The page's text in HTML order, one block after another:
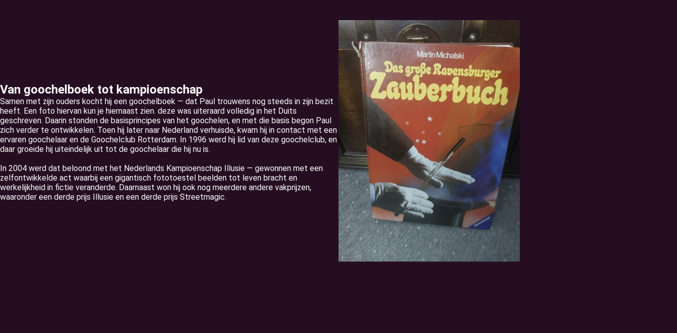
Van goochelboek tot kampioenschap
Samen met zijn ouders kocht hij een goochelboek — dat Paul trouwens nog steeds in zijn bezit
heeft. Een foto hiervan kun je hiernaast zien. deze was uiteraard volledig in het Duits
geschreven. Daarin stonden de basisprincipes van het goochelen, en met die basis begon Paul
zich verder te ontwikkelen. Toen hij later naar Nederland verhuisde, kwam hij in contact met een
ervaren goochelaar en de Goochelclub Rotterdam. In 1996 werd hij lid van deze goochelclub, en
daar groeide hij uiteindelijk uit tot de goochelaar die hij nu is.
In 2004 werd dat beloond met het Nederlands Kampioenschap Illusie — gewonnen met een
zelfontwikkelde act waarbij een gigantisch fototoestel beelden tot leven bracht en
werkelijkheid in fictie veranderde. Daarnaast won hij ook nog meerdere andere vakprijzen,
waaronder een derde prijs Illusie en een derde prijs Streetmagic.